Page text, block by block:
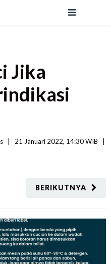
Jika
21 Januari 2022, 14:30 WIB
BERIKUTNYA